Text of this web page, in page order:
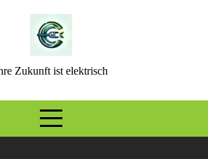
Zukunft ist elektrisch